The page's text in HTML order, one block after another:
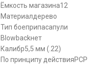
Ёмкость магазина12
Материалдерево
Тип боеприпасапули
Blowbackнет
Калибр5,5 мм (.22)
По принципу действияPCP